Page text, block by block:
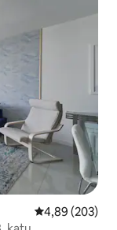
Prosječna
4,89 (203)